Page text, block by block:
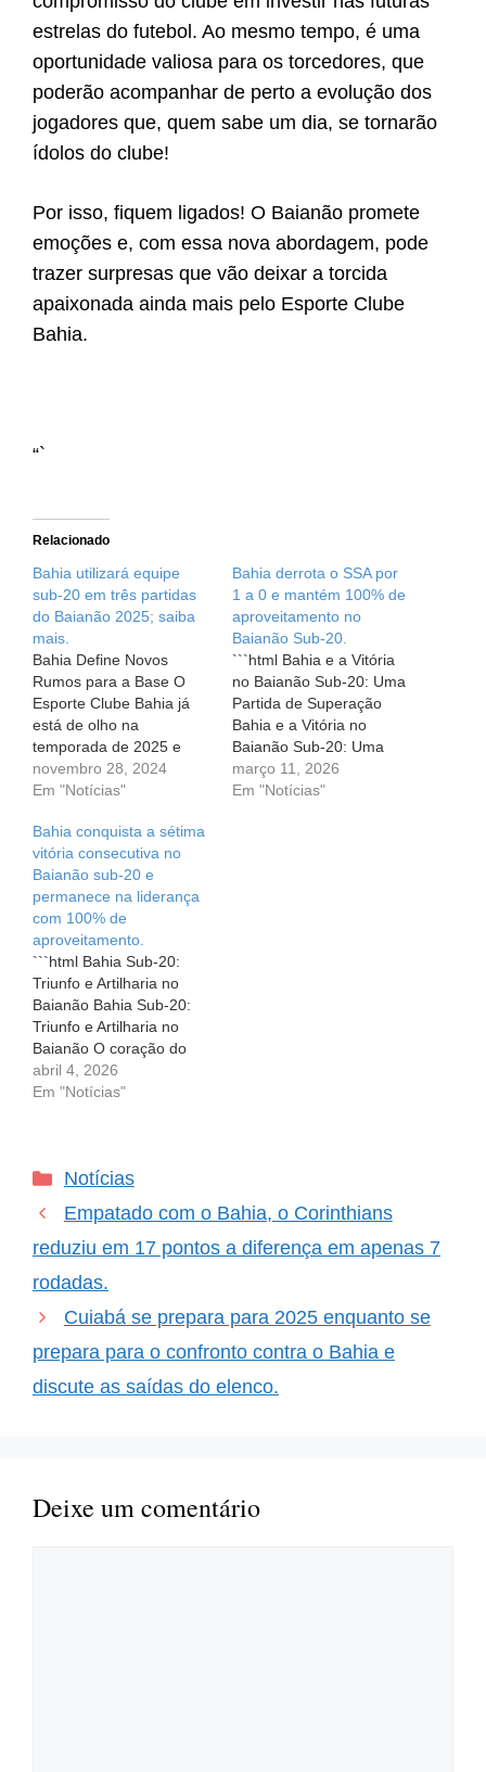
estrelas do futebol. Ao mesmo tempo, é uma
oportunidade valiosa para os torcedores, que
poderão acompanhar de perto a evolução dos
jogadores que, quem sabe um dia, se tornarão
ídolos do clube!
Por isso, fiquem ligados! O Baianão promete
emoções e, com essa nova abordagem, pode
trazer surpresas que vão deixar a torcida
apaixonada ainda mais pelo Esporte Clube
Bahia.
“`
Relacionado
Bahia utilizará equipe
sub-20 em três partidas
do Baianão 2025; saiba
mais.
Bahia Define Novos
Rumos para a Base O
Esporte Clube Bahia já
está de olho na
temporada de 2025 e
deu um passo importante
no planejamento da sua
clube anunciou que
Rogério Ferreira, o
técnico do time sub-20,
não faz mais parte da
equipe. Essa mudança
surpreendeu…
novembro 28, 2024
Em "Notícias"
Bahia derrota o SSA por
1 a 0 e mantém 100% de
aproveitamento no
Baianão Sub-20.
```html Bahia e a Vitória
no Baianão Sub-20: Uma
Partida de Superação
Bahia e a Vitória no
Baianão Sub-20: Uma
Partida de Superação
Quando falamos sobre
março 11, 2026
Em "Notícias"
Bahia conquista a sétima
vitória consecutiva no
Baianão sub-20 e
permanece na liderança
com 100% de
aproveitamento.
```html Bahia Sub-20:
Triunfo e Artilharia no
Baianão Bahia Sub-20:
Triunfo e Artilharia no
Baianão O coração do
torcedor bate mais forte
quando vê sua equipe ir
sub-20 do Bahia, que
esperança ao seu
público. O…
abril 4, 2026
Em "Notícias"
Categorias
Notícias
Empatado com o Bahia, o Corinthians
reduziu em 17 pontos a diferença em apenas 7
rodadas.
Cuiabá se prepara para 2025 enquanto se
prepara para o confronto contra o Bahia e
discute as saídas do elenco.
Deixe um comentário